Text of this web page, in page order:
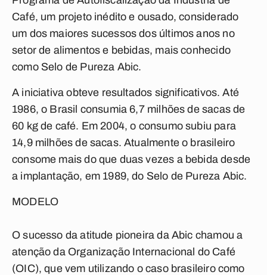
Café, um projeto inédito e ousado, considerado
um dos maiores sucessos dos últimos anos no
setor de alimentos e bebidas, mais conhecido
como Selo de Pureza Abic.
A iniciativa obteve resultados significativos. Até
1986, o Brasil consumia 6,7 milhões de sacas de
60 kg de café. Em 2004, o consumo subiu para
14,9 milhões de sacas. Atualmente o brasileiro
consome mais do que duas vezes a bebida desde
a implantação, em 1989, do Selo de Pureza Abic.
MODELO
O sucesso da atitude pioneira da Abic chamou a
atenção da Organização Internacional do Café
(OIC), que vem utilizando o caso brasileiro como